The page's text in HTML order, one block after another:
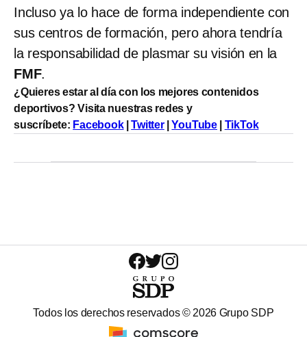
Incluso ya lo hace de forma independiente con
sus centros de formación, pero ahora tendría
la responsabilidad de plasmar su visión en la
FMF.
¿Quieres estar al día con los mejores contenidos
deportivos? Visita nuestras redes y
suscríbete: Facebook|Twitter|YouTube TikTok
Todos los derechos reservados © 2026 Grupo SDP